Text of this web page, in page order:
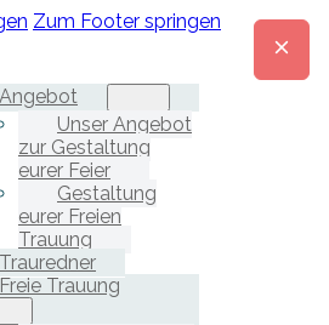
Zum Footer springen
Angebot
Unser Angebot
zur Gestaltung
eurer Feier
Gestaltung
eurer Freien
Trauung
Trauredner
Freie Trauung